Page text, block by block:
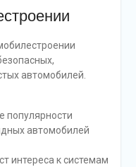
автомобилей.
популярности
автомобилей
интереса к системам